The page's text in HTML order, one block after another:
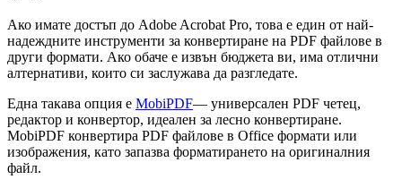
Ако имате достъп до Adobe Acrobat Pro, това е един от най-
надеждните инструменти за конвертиране на PDF файлове в
други формати. Ако обаче е извън бюджета ви, има отлични
алтернативи, които си заслужава да разгледате.
Една такава опция е MobiPDF— универсален PDF четец,
редактор и конвертор, идеален за лесно конвертиране.
MobiPDF конвертира PDF файлове в Office формати или
изображения, като запазва форматирането на оригиналния
файл.